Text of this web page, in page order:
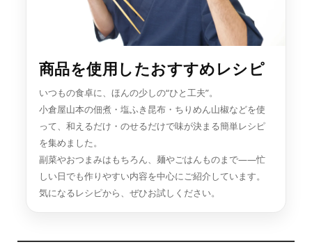
商品を使用したおすすめレシピ
いつもの食卓に、ほんの少しの“ひと工夫”。
小倉屋山本の佃煮・塩ふき昆布・ちりめん山椒などを使
って、和えるだけ・のせるだけで味が決まる簡単レシピ
を集めました。
副菜やおつまみはもちろん、麺やごはんものまで——忙
しい日でも作りやすい内容を中心にご紹介しています。
気になるレシピから、ぜひお試しください。
グループ一覧